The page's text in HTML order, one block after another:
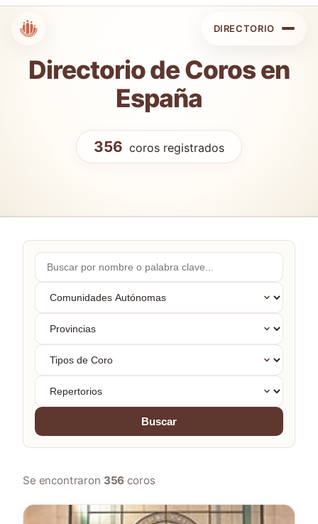
Directorio de Coros en
España
356 coros registrados
Buscar
por
nombre...
Comunidades
Autónomas
Provincias
Tipos
Coro
Repertorios
Buscar
Se encontraron 356 coros
DIRECTORIO